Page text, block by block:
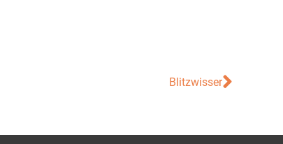
Blitzwisser